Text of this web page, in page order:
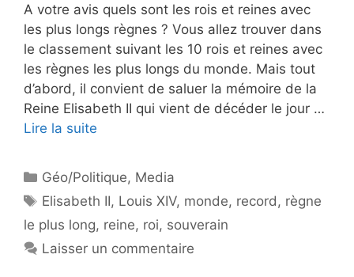
A votre avis quels sont les rois et reines avec
les plus longs règnes ? Vous allez trouver dans
le classement suivant les 10 rois et reines avec
les règnes les plus longs du monde. Mais tout
d’abord, il convient de saluer la mémoire de la
Reine Elisabeth II qui vient de décéder le jour …
Lire la suite
Catégories
Géo/Politique, Media
Étiquettes
Elisabeth II, Louis XIV, monde, record , règne
le plus long, reine, roi, souverain
Laisser un commentaire